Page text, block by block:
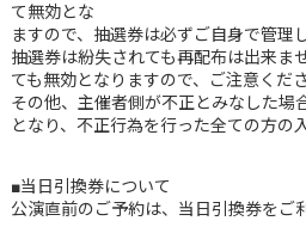
て無効とな
ますので、抽選券は必ずご自身で管理
抽選券は紛失されても再配布は出来ま
ても無効となりますので、ご注意くださ
その他、主催者側が不正とみなした場
となり、不正行為を行った全ての方の
■当日引換券について
公演直前のご予約は、当日引換券をご